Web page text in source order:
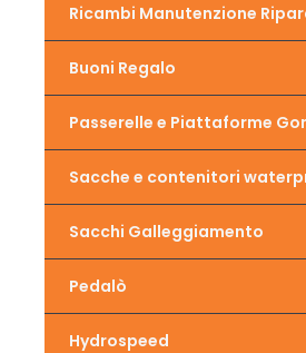
Ricambi Manutenzione
Buoni Regalo
Passerelle e Piattaforme
Sacche e contenitori
Sacchi Galleggiamento
Pedalò
Hydrospeed